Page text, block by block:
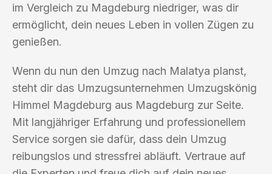
im Vergleich zu Magdeburg niedriger, was dir
ermöglicht, dein neues Leben in vollen Zügen zu
genießen.
Wenn du nun den Umzug nach Malatya planst,
steht dir das Umzugsunternehmen Umzugskönig
Himmel Magdeburg aus Magdeburg zur Seite.
Mit langjähriger Erfahrung und professionellem
Service sorgen sie dafür, dass dein Umzug
reibungslos und stressfrei abläuft. Vertraue auf